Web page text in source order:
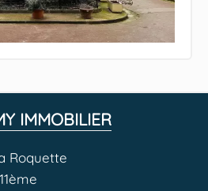
IMMOBILIER
Roquette